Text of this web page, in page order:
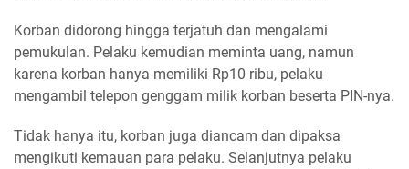
Korban didorong hingga terjatuh dan mengalami
pemukulan. Pelaku kemudian meminta uang, namun
karena korban hanya memiliki Rp10 ribu, pelaku
mengambil telepon genggam milik korban beserta PIN-nya.
Tidak hanya itu, korban juga diancam dan dipaksa
mengikuti kemauan para pelaku. Selanjutnya pelaku